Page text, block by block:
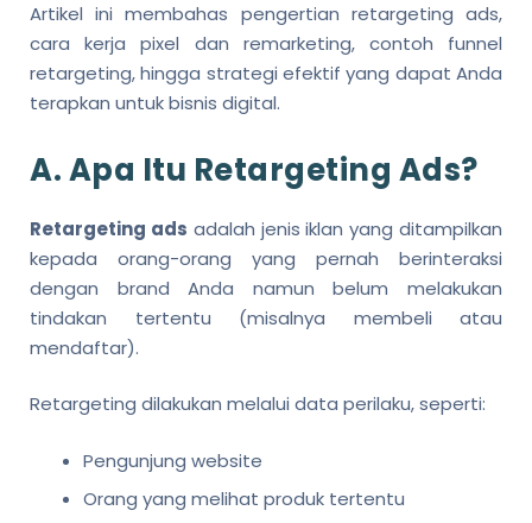
Artikel ini membahas pengertian retargeting ads,
cara kerja pixel dan remarketing, contoh funnel
retargeting, hingga strategi efektif yang dapat Anda
terapkan untuk bisnis digital.
A. Apa Itu Retargeting Ads?
Retargeting ads adalah jenis iklan yang ditampilkan
kepada orang-orang yang pernah berinteraksi
dengan brand Anda namun belum melakukan
tindakan tertentu (misalnya membeli atau
mendaftar).
Retargeting dilakukan melalui data perilaku, seperti:
Pengunjung website
Orang yang melihat produk tertentu